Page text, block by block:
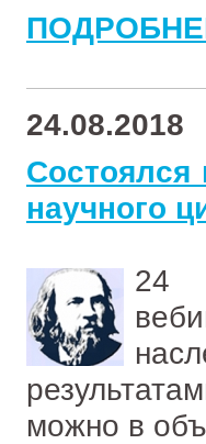
24.08.2018
Состоялся
научного
можно в